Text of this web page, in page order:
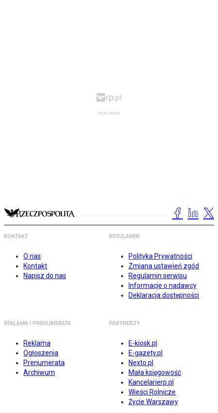
KONTAKT
O nas
Kontakt
Napisz do nas
REGULAMIN
Polityka Prywatności
Zmiana ustawień zgód
Regulamin serwisu
Informacje o nadawcy
Deklaracja dostępności
REKLAMA I PRENUMERATA
Reklama
Ogłoszenia
Prenumerata
Archiwum
PARTNERZY
E-kiosk.pl
E-gazety.pl
Nexto.pl
Mała księgowość
Kancelarierp.pl
Wieści Rolnicze
Życie Warszawy